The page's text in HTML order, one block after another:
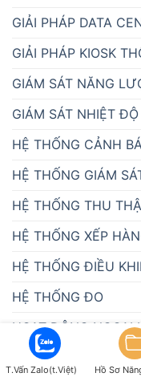
GIẢI PHÁP DATA
GIẢI PHÁP KIOSK
GIÁM SÁT NĂNG
GIÁM SÁT NHIỆT ĐỘ
HỆ THỐNG CẢNH
HỆ THỐNG GIÁM
HỆ THỐNG THU
HỆ THỐNG XẾP
HỆ THỐNG ĐIỀU
HỆ THỐNG ĐO
HOẠT ĐỘNG NGOẠI
IOT GATEWAY
T.Vấn Zalo(t.Việt) Hồ Sơ